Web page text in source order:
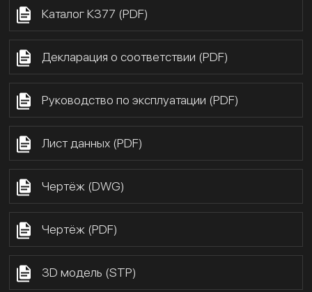
Каталог К377 (PDF)
Декларация о соответствии (PDF)
Руководство по эксплуатации (PDF)
Лист данных (PDF)
Чертёж (DWG)
Чертёж (PDF)
3D модель (STP)